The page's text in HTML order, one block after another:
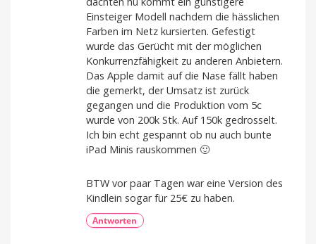
Einsteiger Modell nachdem die hässlichen
Farben im Netz kursierten. Gefestigt
wurde das Gerücht mit der möglichen
Konkurrenzfähigkeit zu anderen Anbietern.
Das Apple damit auf die Nase fällt haben
die gemerkt, der Umsatz ist zurück
gegangen und die Produktion vom 5c
wurde von 200k Stk. Auf 150k gedrosselt.
Ich bin echt gespannt ob nu auch bunte
iPad Minis rauskommen 🙂
BTW vor paar Tagen war eine Version des
Kindlein sogar für 25€ zu haben.
Antworten